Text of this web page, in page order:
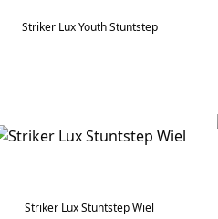
Striker Lux Youth Stuntstep
Striker Lux Stuntstep Wiel